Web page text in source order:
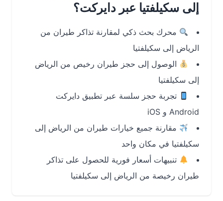
إلى سكيلفتيا عبر دايركت؟
محرك بحث ذكي لمقارنة تذاكر طيران من
الرياض إلى سكيلفتيا
الوصول إلى حجز طيران رخيص من الرياض
إلى سكيلفتيا
تجربة حجز سلسة عبر تطبيق دايركت
Android و iOS
مقارنة جميع خيارات طيران من الرياض إلى
سكيلفتيا في مكان واحد
تنبيهات أسعار فورية للحصول على تذاكر
طيران رخيصة من الرياض إلى سكيلفتيا